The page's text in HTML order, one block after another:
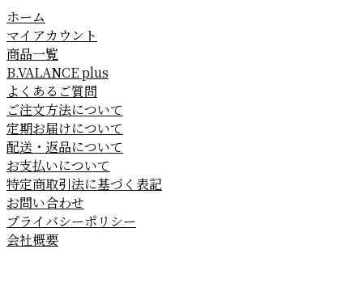
ホーム
マイアカウント
商品一覧
B.VALANCE plus
よくあるご質問
ご注文方法について
定期お届けについて
配送・返品について
お支払いについて
特定商取引法に基づく表記
お問い合わせ
プライバシーポリシー
会社概要